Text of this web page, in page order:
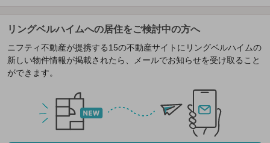
リングベルハイムへの居住をご検討中の方へ
ニフティ不動産が提携する15の不動産サイトにリングベルハイムの
新しい物件情報が掲載されたら、メールでお知らせを受け取ること
ができます。